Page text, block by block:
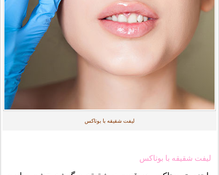
لیفت شقیقه با بوتاکس
لیفت شقیقه با بوتاکس